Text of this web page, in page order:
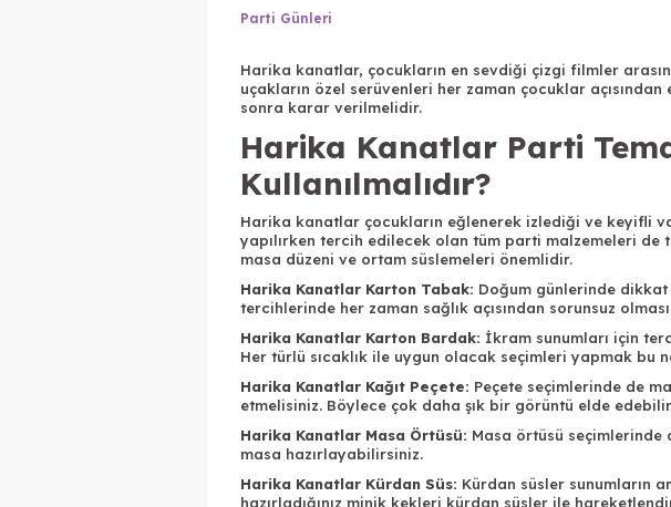
Parti Günleri
Harika kanatlar, çocukların en sevdiği çizgi filmler
uçakların özel serüvenleri her zaman çocuklar
sonra karar verilmelidir.
Harika Kanatlar Parti
Kullanılmalıdır?
Harika kanatlar çocukların eğlenerek izlediği ve keyifli
yapılırken tercih edilecek olan tüm parti malzemeleri
masa düzeni ve ortam süslemeleri önemlidir.
Harika Kanatlar Karton Tabak: Doğum günlerinde
tercihlerinde her zaman sağlık açısından sorunsuz
Harika Kanatlar Karton Bardak: İkram sunumları için
Her türlü sıcaklık ile uygun olacak seçimleri yapmak bu
Harika Kanatlar Kağıt Peçete: Peçete seçimlerinde de
etmelisiniz. Böylece çok daha şık bir görüntü elde
Harika Kanatlar Masa Örtüsü: Masa örtüsü
masa hazırlayabilirsiniz.
Harika Kanatlar Kürdan Süs: Kürdan süsler sunumların
hazırladığınız minik kekleri kürdan süsler ile